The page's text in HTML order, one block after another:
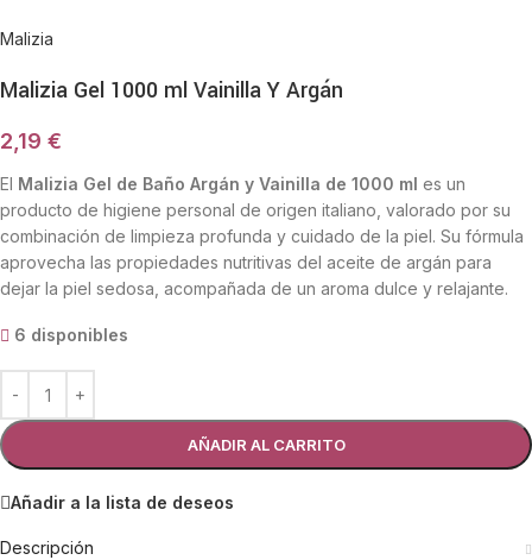
Malizia
Malizia Gel 1000 ml Vainilla Y Argán
2,19 €
El Malizia Gel de Baño Argán y Vainilla de 1000 ml es un
producto de higiene personal de origen italiano, valorado por su
combinación de limpieza profunda y cuidado de la piel. Su fórmula
aprovecha las propiedades nutritivas del aceite de argán para
dejar la piel sedosa, acompañada de un aroma dulce y relajante.
6 disponibles
AÑADIR AL CARRITO
Añadir a la lista de deseos
Descripción